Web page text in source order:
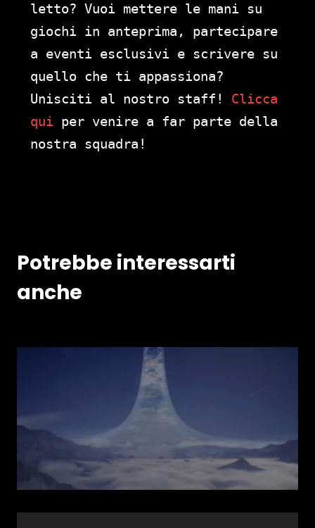
letto? Vuoi mettere le mani su
giochi in anteprima, partecipare
a eventi esclusivi e scrivere su
quello che ti appassiona?
Unisciti al nostro staff! Clicca
qui per venire a far parte della
nostra squadra!
Potrebbe interessarti
anche